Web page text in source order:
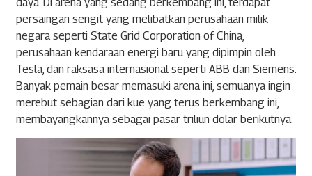
daya. Di arena yang sedang berkembang ini, terdapat
persaingan sengit yang melibatkan perusahaan milik
negara seperti State Grid Corporation of China,
perusahaan kendaraan energi baru yang dipimpin oleh
Tesla, dan raksasa internasional seperti ABB dan Siemens.
Banyak pemain besar memasuki arena ini, semuanya ingin
merebut sebagian dari kue yang terus berkembang ini,
membayangkannya sebagai pasar triliun dolar berikutnya.